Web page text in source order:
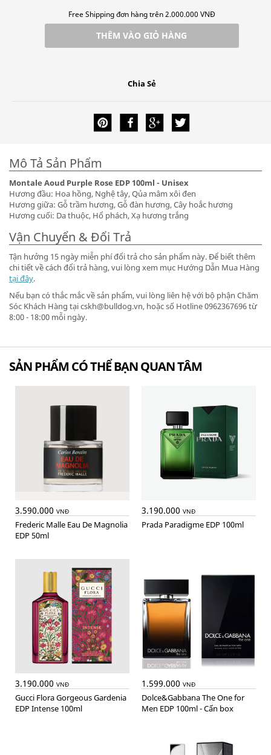
Free Shipping đơn hàng trên 2.000.000 VNĐ
THÊM VÀO GIỎ HÀNG
Chia Sẻ
Mô Tả Sản Phẩm
Montale Aoud Purple Rose EDP 100ml - Unisex
Hương đầu: Hoa hồng, Nghệ tây, Qủa mâm xôi đen
Hương giữa: Gỗ trầm hương, Gỗ đàn hương, Cây hoắc hương
Hương cuối: Da thuộc, Hổ phách, Xạ hương trắng
Vận Chuyển & Đổi Trả
Tận hưởng 15 ngày miễn phí đổi trả cho sản phẩm này. Để biết thêm
chi tiết về cách đổi trả hàng, vui lòng xem mục Hướng Dẫn Mua Hàng
tại đây.
Nếu bạn có thắc mắc về sản phẩm, vui lòng liên hệ với bộ phận Chăm
Sóc Khách Hàng tại cskh@bulldog.vn, hoặc số Hotline 0962367696 từ
8:00 - 18:00 mỗi ngày.
SẢN PHẨM CÓ THỂ BẠN QUAN TÂM
3.590.000 VNĐ
Frederic Malle Eau De Magnolia
EDP 50ml
3.190.000 VNĐ
Prada Paradigme EDP 100ml
3.190.000 VNĐ
Gucci Flora Gorgeous Gardenia
EDP Intense 100ml
1.599.000 VNĐ
Dolce&Gabbana The One for
Men EDP 100ml - Cấn box